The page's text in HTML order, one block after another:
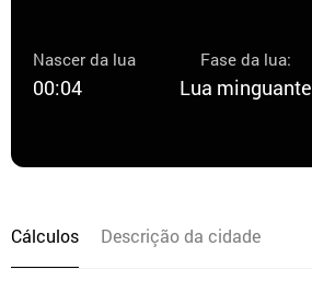
Nascer da lua
00:04
Fase da lua:
Lua minguante
Cálculos Descrição da cidade